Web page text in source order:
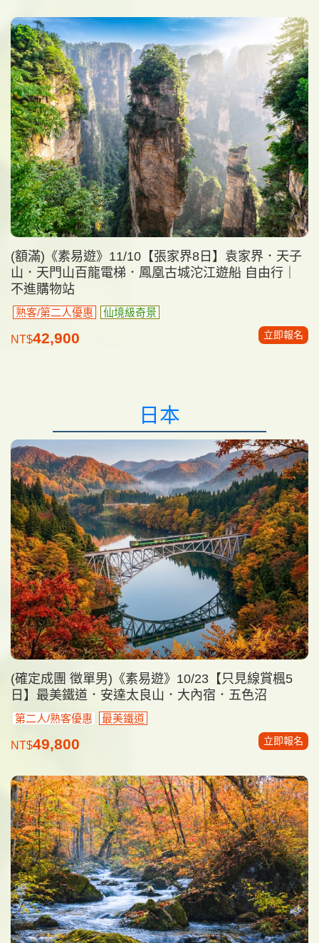
(額滿)《素易遊》11/10【張家界8日】袁家界．天子
山．天門山百龍電梯．鳳凰古城沱江遊船 自由行｜
不進購物站
熟客/第二人優惠 仙境級奇景
NT$42,900 立即報名
日本
(確定成團 徵單男)《素易遊》10/23【只見線賞楓5
日】最美鐵道．安達太良山．大內宿．五色沼
第二人/熟客優惠 最美鐵道
NT$49,800 立即報名